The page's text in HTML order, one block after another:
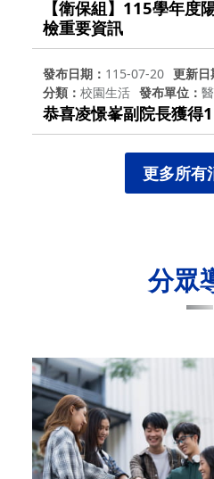
【衛保組】115學年度
檢重要資訊
發布日期 115-07-20 更新日
分類
校園生活 發布單位
恭喜凌憬峯副院長獲得
更多所有
分眾